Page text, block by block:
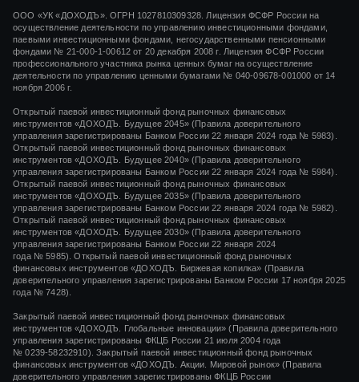
ООО «УК «ДОХОДЪ». ОГРН 1027810309328. Лицензия ФСФР России на
осуществление деятельности по управлению инвестиционными фондами,
паевыми инвестиционными фондами, негосударственными пенсионными
фондами № 21-000-1-00612 от 20 декабря 2008 г. Лицензия ФСФР России
профессионального участника рынка ценных бумаг на осуществление
деятельности по управлению ценными бумагами № 040-09678-001000 от 14
ноября 2006 г.
Открытый паевой инвестиционный фонд рыночных финансовых
инструментов «ДОХОДЪ. Будущее 2045» (Правила доверительного
управления зарегистрированы Банком России 22 января 2024 года № 5983).
Открытый паевой инвестиционный фонд рыночных финансовых
инструментов «ДОХОДЪ. Будущее 2040» (Правила доверительного
управления зарегистрированы Банком России 22 января 2024 года № 5984).
Открытый паевой инвестиционный фонд рыночных финансовых
инструментов «ДОХОДЪ. Будущее 2035» (Правила доверительного
управления зарегистрированы Банком России 22 января 2024 года № 5982).
Открытый паевой инвестиционный фонд рыночных финансовых
инструментов «ДОХОДЪ. Будущее 2030» (Правила доверительного
управления зарегистрированы Банком России 22 января 2024
года № 5985). Открытый паевой инвестиционный фонд рыночных
финансовых инструментов «ДОХОДЪ. Биржевая копилка» (Правила
доверительного управления зарегистрированы Банком России 17 ноября 2025
года № 7428).
Закрытый паевой инвестиционный фонд рыночных финансовых
инструментов «ДОХОДЪ. Глобальные инновации» (Правила доверительного
управления зарегистрированы ФКЦБ России 21 июля 2004 года
№ 0239-58232910). Закрытый паевой инвестиционный фонд рыночных
финансовых инструментов «ДОХОДЪ. Акции. Мировой рынок» (Правила
доверительного управления зарегистрированы ФКЦБ России